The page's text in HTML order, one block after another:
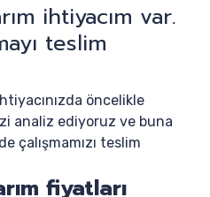
ihtiyacım var.
teslim
öncelikle
analiz ediyoruz ve buna
çalışmamızı teslim
fiyatları